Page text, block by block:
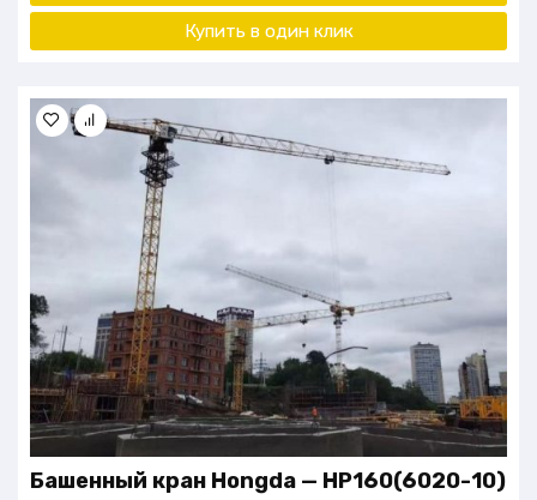
Купить в один клик
Башенный кран Нongdа — НР160(6020-10)